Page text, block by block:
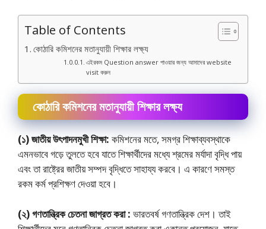
Table of Contents
কোঠারি কমিশনের মতানুযায়ী শিক্ষার লক্ষ্য
এইরকম Question answer পাওয়ার জন্য আমাদের website
visit করুন
কোঠারি কমিশনের মতানুযায়ী শিক্ষার লক্ষ্য
(১) জাতীয় উৎপাদনমুখী শিক্ষা: কমিশনের মতে, সমগ্র শিক্ষাব্যবস্থাকে
এমনভাবে গড়ে তুলতে হবে যাতে শিক্ষার্থীদের মধ্যে শ্রমের মর্যাদা বৃদ্ধি পায়
এবং তা রাষ্ট্রের জাতীয় সম্পদ বৃদ্ধিতে সাহায্য করবে। এ কারণে সমস্ত
রকম কর্ম প্রশিক্ষণ দেওয়া হবে।
(২) গণতান্ত্রিক চেতনা জাগ্রত করা : ভারতবর্ষ গণতান্ত্রিক দেশ। তাই